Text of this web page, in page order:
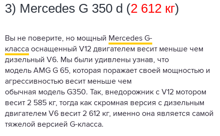
3) Mercedes G 350 d (2 612 кг)
Вы не поверите, но мощный Mercedes G-
класса оснащенный V12 двигателем весит меньше чем
дизельный V6. Мы были удивлены узнав, что
модель AMG G 65, которая поражает своей мощностью и
агрессивностью весит меньше чем
обычная модель G350. Так, внедорожник с V12 мотором
весит 2 585 кг, тогда как скромная версия с дизельным
двигателем V6 весит 2 612 кг, именно она является самой
тяжелой версией G-класса.